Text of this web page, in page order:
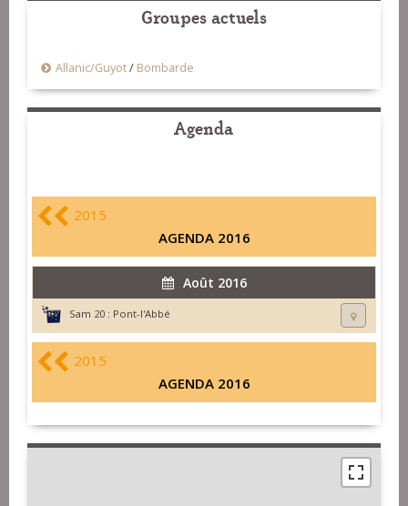
Groupes actuels
Allanic/Guyot/ Bombarde
Agenda
2015
AGENDA 2016
Août 2016
Sam 20 : Pont-l'Abbé
2015
AGENDA 2016